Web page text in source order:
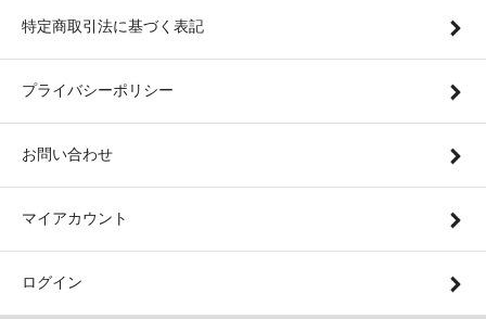
特定商取引法に基づく表記
プライバシーポリシー
お問い合わせ
マイアカウント
ログイン